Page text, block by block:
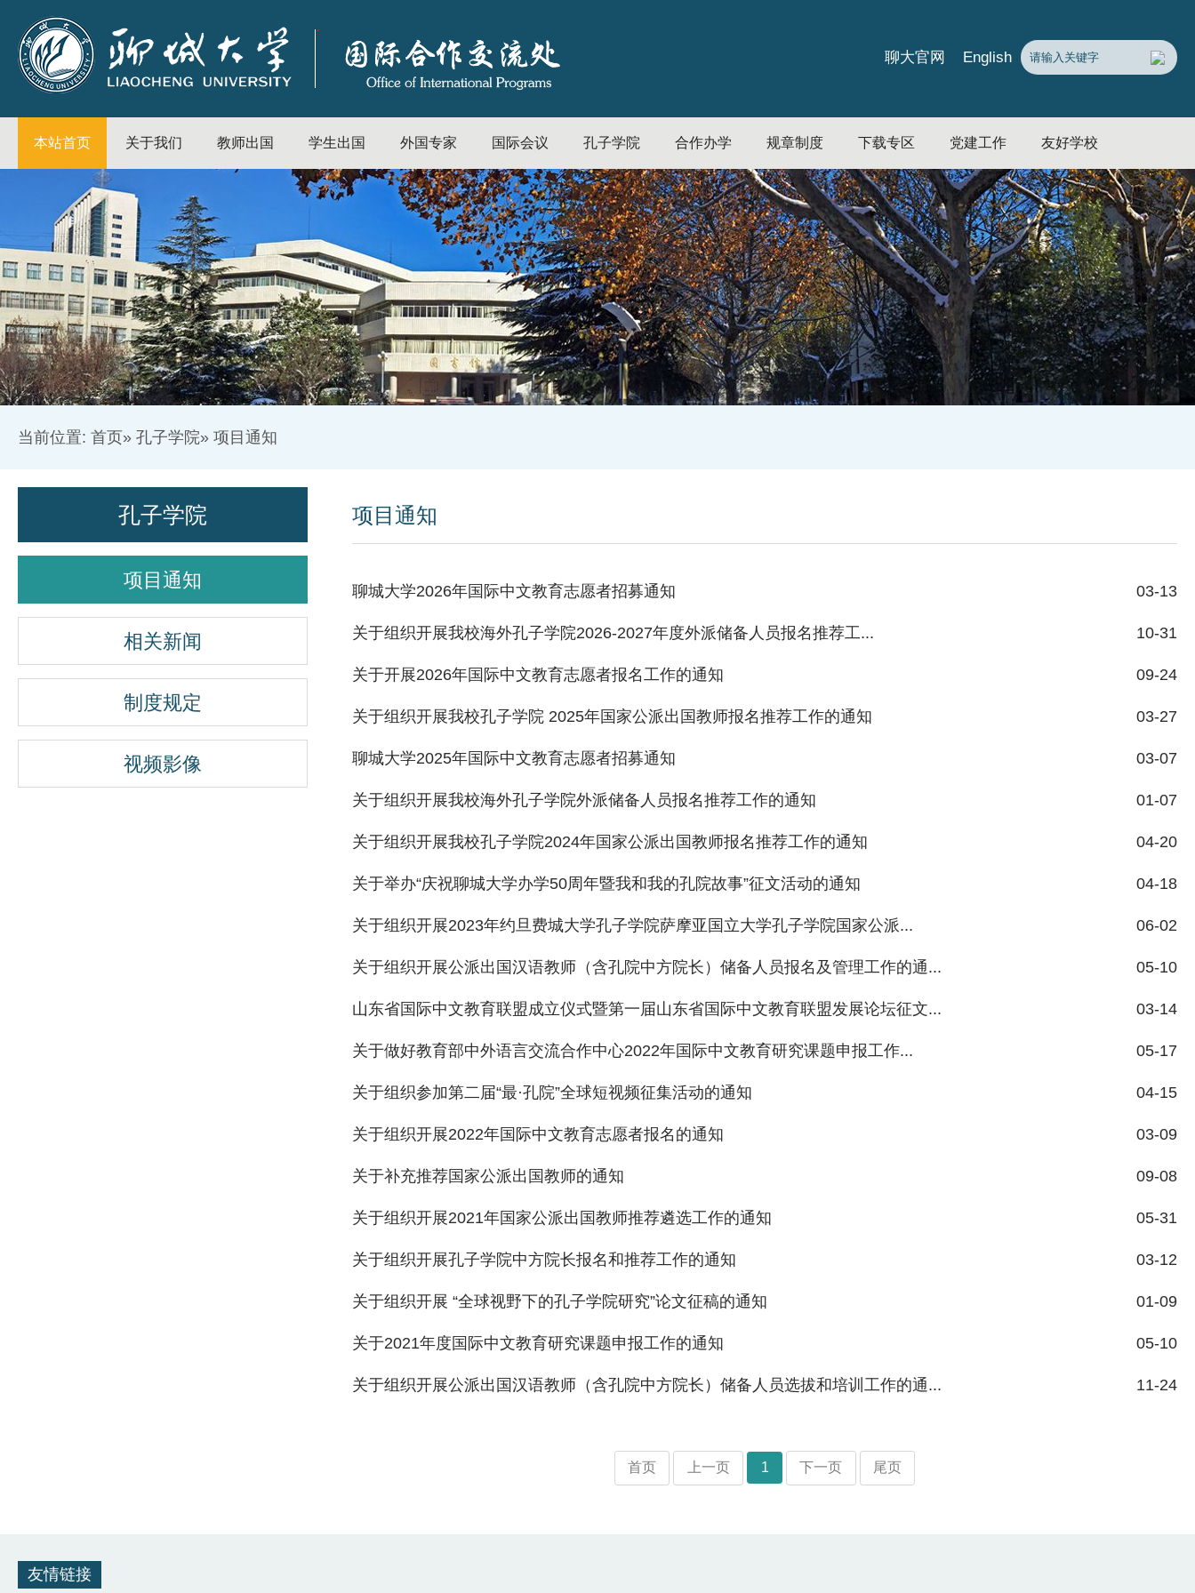
聊大官网 English
本站首页 关于我们 教师出国 学生出国 外国专家 国际会议 孔子学院 合作办学 规章制度 下载专区 党建工作 友好学校
当前位置: 首页» 孔子学院» 项目通知
孔子学院
项目通知
相关新闻
制度规定
视频影像
项目通知
03-13
聊城大学2026年国际中文教育志愿者招募通知
10-31
关于组织开展我校海外孔子学院2026-2027年度外派储备人员报名推荐工...
09-24
关于开展2026年国际中文教育志愿者报名工作的通知
03-27
关于组织开展我校孔子学院 2025年国家公派出国教师报名推荐工作的通知
03-07
聊城大学2025年国际中文教育志愿者招募通知
01-07
关于组织开展我校海外孔子学院外派储备人员报名推荐工作的通知
04-20
关于组织开展我校孔子学院2024年国家公派出国教师报名推荐工作的通知
04-18
关于举办“庆祝聊城大学办学50周年暨我和我的孔院故事”征文活动的通知
06-02
关于组织开展2023年约旦费城大学孔子学院萨摩亚国立大学孔子学院国家公派...
05-10
关于组织开展公派出国汉语教师（含孔院中方院长）储备人员报名及管理工作的通...
03-14
山东省国际中文教育联盟成立仪式暨第一届山东省国际中文教育联盟发展论坛征文...
05-17
关于做好教育部中外语言交流合作中心2022年国际中文教育研究课题申报工作...
04-15
关于组织参加第二届“最·孔院”全球短视频征集活动的通知
03-09
关于组织开展2022年国际中文教育志愿者报名的通知
09-08
关于补充推荐国家公派出国教师的通知
05-31
关于组织开展2021年国家公派出国教师推荐遴选工作的通知
03-12
关于组织开展孔子学院中方院长报名和推荐工作的通知
01-09
关于组织开展 “全球视野下的孔子学院研究”论文征稿的通知
05-10
关于2021年度国际中文教育研究课题申报工作的通知
11-24
关于组织开展公派出国汉语教师（含孔院中方院长）储备人员选拔和培训工作的通...
首页 上一页 1 下一页 尾页
友情链接